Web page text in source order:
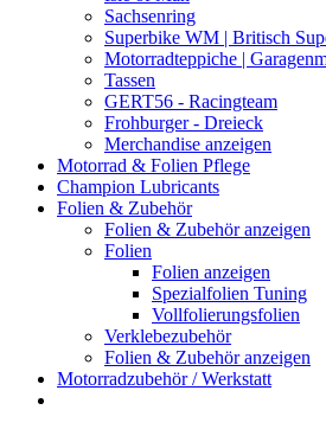
Sachsenring
Superbike WM | Britisch
Motorradteppiche |
Tassen
GERT56 - Racingteam
Frohburger - Dreieck
Merchandise anzeigen
Motorrad & Folien Pflege
Champion Lubricants
Folien & Zubehör
Folien & Zubehör anzeigen
Folien
Folien anzeigen
Spezialfolien Tuning
Vollfolierungsfolien
Verklebezubehör
Folien & Zubehör anzeigen
Motorradzubehör / Werkstatt